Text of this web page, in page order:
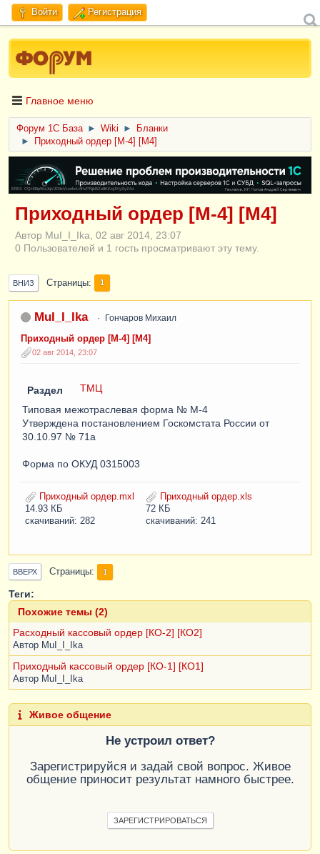
Войти Регистрация
Главное меню
Форум 1C База ► Wiki ►
Бланки
►
Приходный ордер [М-4] [М4]
ERID: CQH36pWzJqVJD4xVLsnhcU4hVPNjkBZe8KKxjJiYySyZAz
Приходный ордер [М-4] [М4]
Автор MuI_I_Ika, 02 авг 2014, 23:07
0 Пользователей и 1 гость просматривают эту тему.
ВНИЗ Страницы 1
MuI_I_Ika Гончаров Михаил
Приходный ордер [М-4] [М4]
02 авг 2014, 23:07
Раздел
ТМЦ
Типовая межотраслевая форма № М-4
Утверждена постановлением Госкомстата России от
30.10.97 № 71а
Форма по ОКУД 0315003
Приходный ордер.mxl
14.93 КБ
скачиваний: 282
Приходный ордер.xls
72 КБ
скачиваний: 241
ВВЕРХ Страницы 1
Теги:
Похожие темы (2)
Расходный кассовый ордер [КО-2] [КО2]
Автор MuI_I_Ika
Приходный кассовый ордер [КО-1] [КО1]
Автор MuI_I_Ika
Живое общение
Не устроил ответ?
Зарегистрируйся и задай свой вопрос. Живое
общение приносит результат намного быстрее.
ЗАРЕГИСТРИРОВАТЬСЯ